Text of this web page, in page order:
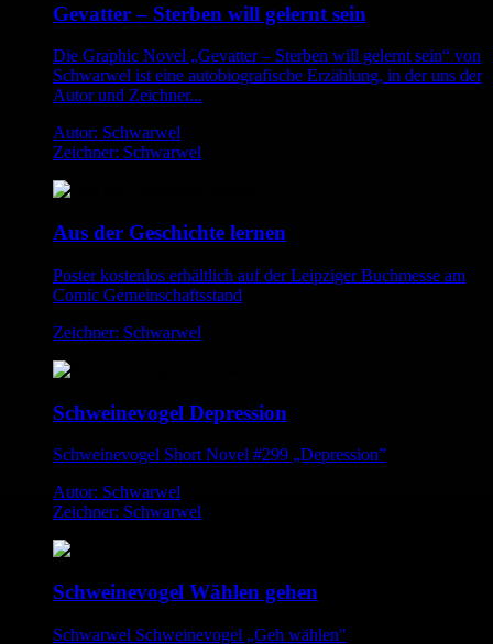
Gevatter – Sterben will gelernt sein
Die Graphic Novel „Gevatter – Sterben will gelernt sein“ von
Schwarwel ist eine autobiografische Erzählung, in der uns der
Autor und Zeichner...
Autor: Schwarwel
Zeichner: Schwarwel
Aus der Geschichte lernen
Poster kostenlos erhältlich auf der Leipziger Buchmesse am
Comic Gemeinschaftsstand
Zeichner: Schwarwel
Schweinevogel Depression
Schweinevogel Short Novel #299 „Depression”
Autor: Schwarwel
Zeichner: Schwarwel
Schweinevogel Wählen gehen
Schwarwel Schweinevogel „Geh wählen"